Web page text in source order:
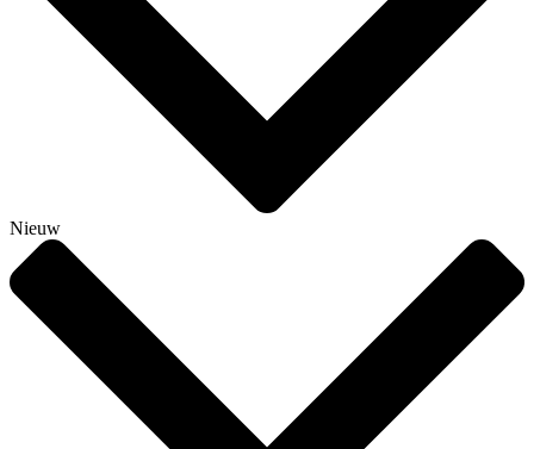
Nieuw